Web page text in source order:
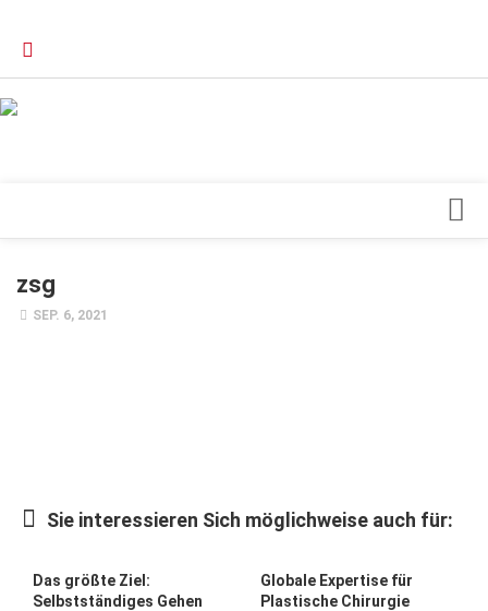
Forschung
Forum Gesundheit
zsg
SEP. 6, 2021
Sie interessieren Sich möglichweise auch für:
Das größte Ziel:
Selbstständiges Gehen
Globale Expertise für
Plastische Chirurgie